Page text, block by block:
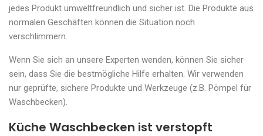
jedes Produkt umweltfreundlich und sicher ist. Die Produkte aus
normalen Geschäften können die Situation noch
verschlimmern.
Wenn Sie sich an unsere Experten wenden, können Sie sicher
sein, dass Sie die bestmögliche Hilfe erhalten. Wir verwenden
nur geprüfte, sichere Produkte und Werkzeuge (z.B. Pömpel für
Waschbecken).
Küche Waschbecken ist verstopft